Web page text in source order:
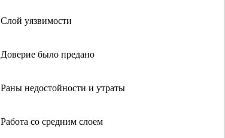
Слой уязвимости
Доверие было предано
Раны недостойности и утраты
Работа со средним слоем